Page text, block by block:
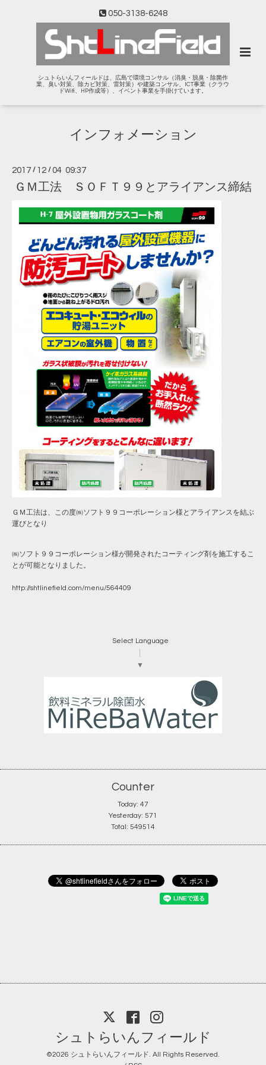
050-3138-6248
シュトらいんフィールドは、広島で環境コンサル（消臭・脱臭・除菌作
業、臭い対策、除カビ対策、雷対策）や建築コンサル、ICT事業（クラウ
ドWifi、HP作成等）、イベント事業を手掛けています。
インフォメーション
2017 / 12 /04 09:37
ＧＭ工法 ＳＯＦＴ９９とアライアンス締結
ＧＭ工法は、この度㈱ソフト９９コーポレーション様とアライアンスを結ぶ
運びとなり
㈱ソフト９９コーポレーション様が開発されたコーティング剤を施工するこ
とが可能となりました。
http://shtlinefield.com/menu/564409
Select Language
▼
Counter
Today: 47
Yesterday: 571
Total: 549514
シュトらいんフィールド
©2026 シュトらいんフィールド. All Rights Reserved.